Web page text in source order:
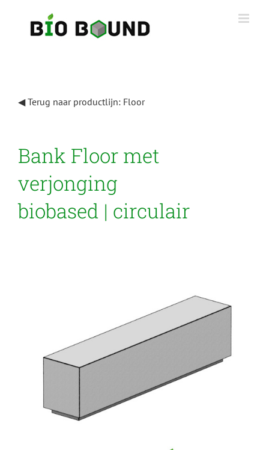
◀ Terug naar productlijn: Floor
Bank Floor met
verjonging
biobased | circulair